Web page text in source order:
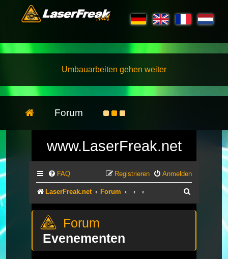
Umbauarbeiten gehen weiter
Forum
www.LaserFreak.net
FAQ Anmelden
Registrieren
LaserFreak.net Forum
Evenementen